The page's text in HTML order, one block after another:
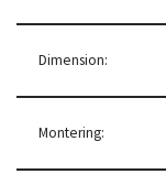
Dimension:
Montering: